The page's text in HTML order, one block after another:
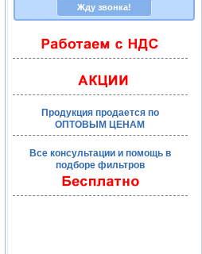
Продукция продается по
ОПТОВЫМ ЦЕНАМ
Все консультации и помощь в
подборе фильтров